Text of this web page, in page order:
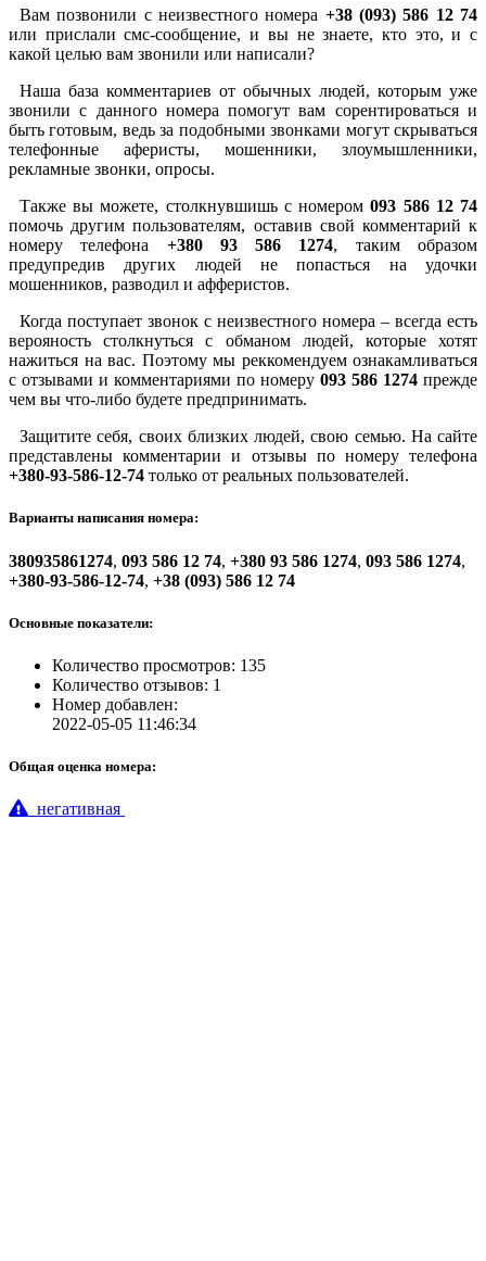
Вам позвонили с неизвестного номера +38 (093) 586 12 74
или прислали смс-сообщение, и вы не знаете, кто это, и с
какой целью вам звонили или написали?
Наша база комментариев от обычных людей, которым уже
звонили с данного номера помогут вам сорентироваться и
быть готовым, ведь за подобными звонками могут скрываться
телефонные аферисты, мошенники, злоумышленники,
рекламные звонки, опросы.
Также вы можете, столкнувшишь с номером093 586 12 74
помочь другим пользователям, оставив свой комментарий к
номеру телефона +380 93 586 1274, таким образом
предупредив других людей не попасться на удочки
мошенников, разводил и афферистов.
Когда поступает звонок с неизвестного номера – всегда есть
верояность столкнуться с обманом людей, которые хотят
нажиться на вас. Поэтому мы реккомендуем ознакамливаться
с отзывами и комментариями по номеру 093 586 1274 прежде
чем вы что-либо будете предпринимать.
Защитите себя, своих близких людей, свою семью. На сайте
представлены комментарии и отзывы по номеру телефона
+380-93-586-12-74 только от реальных пользователей.
Варианты написания номера:
380935861274, 093 586 12 74, +380 93 586 1274, 093 586 1274,
+380-93-586-12-74, +38 (093) 586 12 74
Основные показатели:
Количество просмотров: 135
Количество отзывов: 1
Номер добавлен:
2022-05-05 11:46:34
Общая оценка номера:
негативная